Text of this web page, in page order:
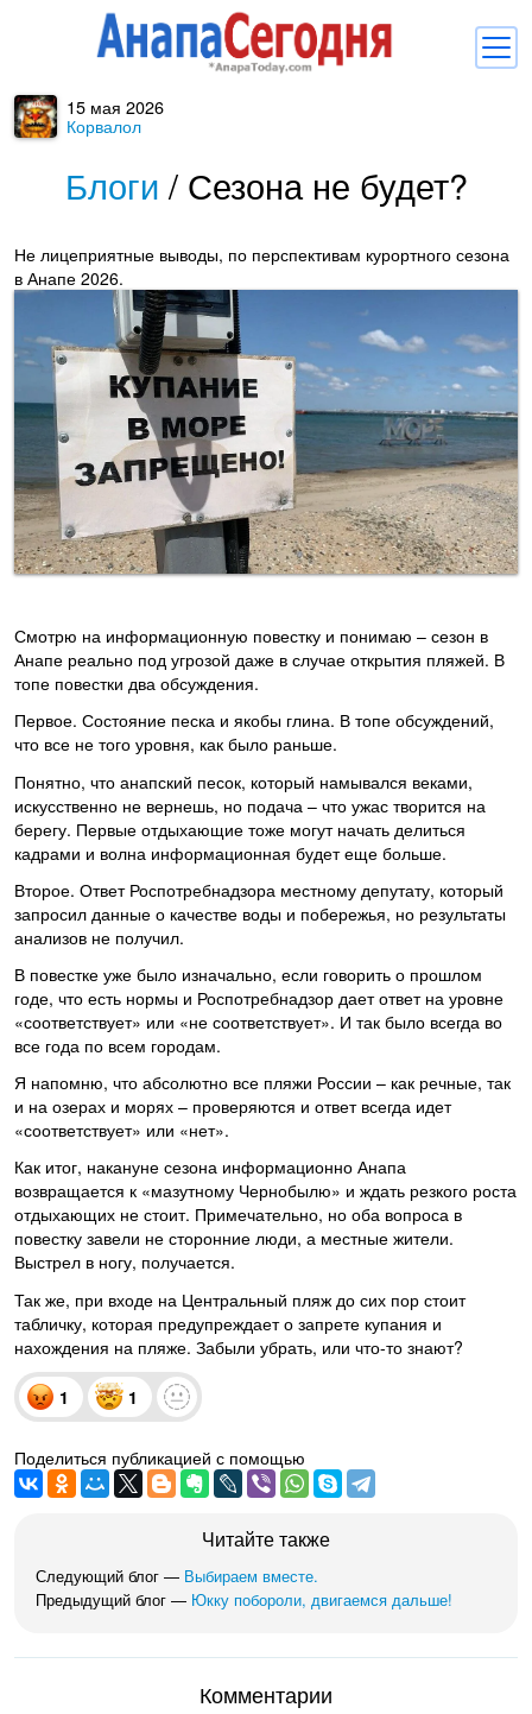
Балачка
Об Анапе
Библиотека
Регистрация
и Вход
15 мая 2026
Корвалол
Блоги / Сезона не будет?
Не лицеприятные выводы, по перспективам курортного сезона
в Анапе 2026.
Смотрю на информационную повестку и понимаю – сезон в
Анапе реально под угрозой даже в случае открытия пляжей. В
топе повестки два обсуждения.
Первое. Состояние песка и якобы глина. В топе обсуждений,
что все не того уровня, как было раньше.
Понятно, что анапский песок, который намывался веками,
искусственно не вернешь, но подача – что ужас творится на
берегу. Первые отдыхающие тоже могут начать делиться
кадрами и волна информационная будет еще больше.
Второе. Ответ Роспотребнадзора местному депутату, который
запросил данные о качестве воды и побережья, но результаты
анализов не получил.
В повестке уже было изначально, если говорить о прошлом
годе, что есть нормы и Роспотребнадзор дает ответ на уровне
«соответствует» или «не соответствует». И так было всегда во
все года по всем городам.
Я напомню, что абсолютно все пляжи России – как речные, так
и на озерах и морях – проверяются и ответ всегда идет
«соответствует» или «нет».
Как итог, накануне сезона информационно Анапа
возвращается к «мазутному Чернобылю» и ждать резкого роста
отдыхающих не стоит. Примечательно, но оба вопроса в
повестку завели не сторонние люди, а местные жители.
Выстрел в ногу, получается.
Так же, при входе на Центральный пляж до сих пор стоит
табличку, которая предупреждает о запрете купания и
нахождения на пляже. Забыли убрать, или что-то знают?
1 1
Поделиться публикацией с помощью
Читайте также
Следующий блог — Выбираем вместе.
Предыдущий блог — Юкку побороли, двигаемся дальше!
Комментарии